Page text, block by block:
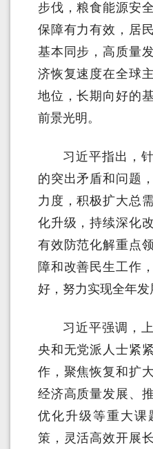
步伐，粮食能源安
保障有力有效，居
基本同步，高质量
济恢复速度在全球
地位，长期向好的
前景光明。
习近平指出，
的突出矛盾和问题
力度，积极扩大总
化升级，持续深化
有效防范化解重点
障和改善民生工作
好，努力实现全年发
习近平强调，
央和无党派人士紧
作，聚焦恢复和扩
经济高质量发展、
优化升级等重大课
策，灵活高效开展